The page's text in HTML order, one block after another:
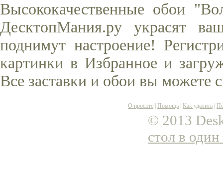
Высококачественные обои
ДесктопМания.ру украсят
поднимут настроение!
картинки в Избранное и
Все заставки и обои вы можете
О проекте Помощь Как удалить
© 2013
стол в